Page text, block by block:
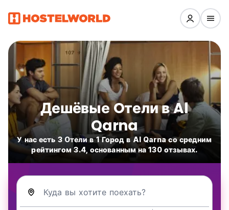
Дешёвые Oтели в Al
Qarna
У нас есть 3 Oтели в 1 Город в Al Qarna со средним
рейтингом 3.4, основанным на 130 отзывах.
Куда вы хотите поехать?